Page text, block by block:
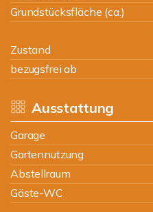
Grundstücksfläche (ca.)
Zustand
bezugsfrei ab
Ausstattung
Garage
Gartennutzung
Abstellraum
Gäste-WC